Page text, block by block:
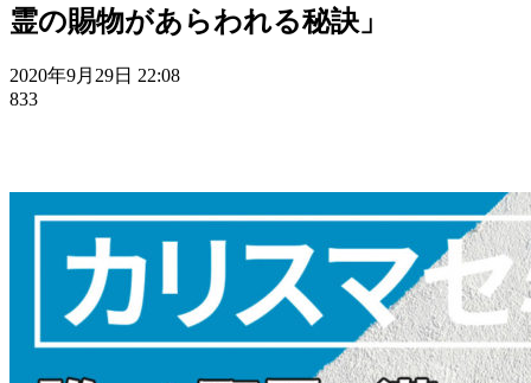
霊の賜物があらわれる秘訣」
2020年9月29日 22:08
833